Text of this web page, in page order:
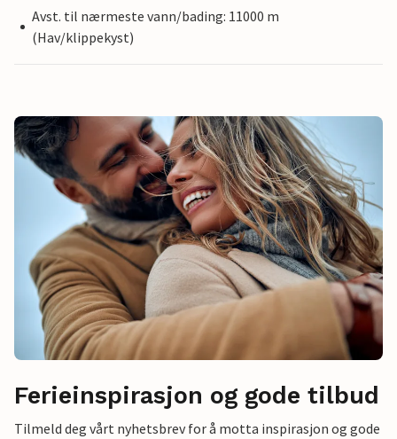
Avst. til nærmeste vann/bading: 11000 m
(Hav/klippekyst)
Ferieinspirasjon og gode tilbud
Tilmeld deg vårt nyhetsbrev for å motta inspirasjon og gode